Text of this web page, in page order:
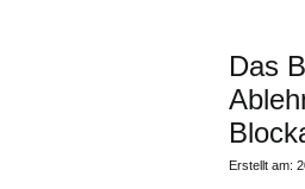
Das
Erstellt am: